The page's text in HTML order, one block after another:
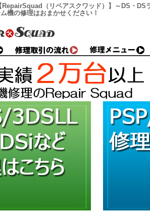
RepairSquad（リペアスクワッド）】～DS・DS
機の修理はおまかせください！